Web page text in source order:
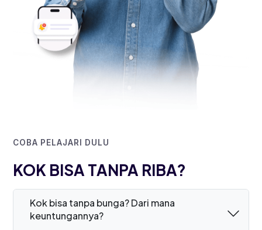
COBA PELAJARI DULU
KOK BISA TANPA RIBA?
Kok bisa tanpa bunga? Dari mana
keuntungannya?